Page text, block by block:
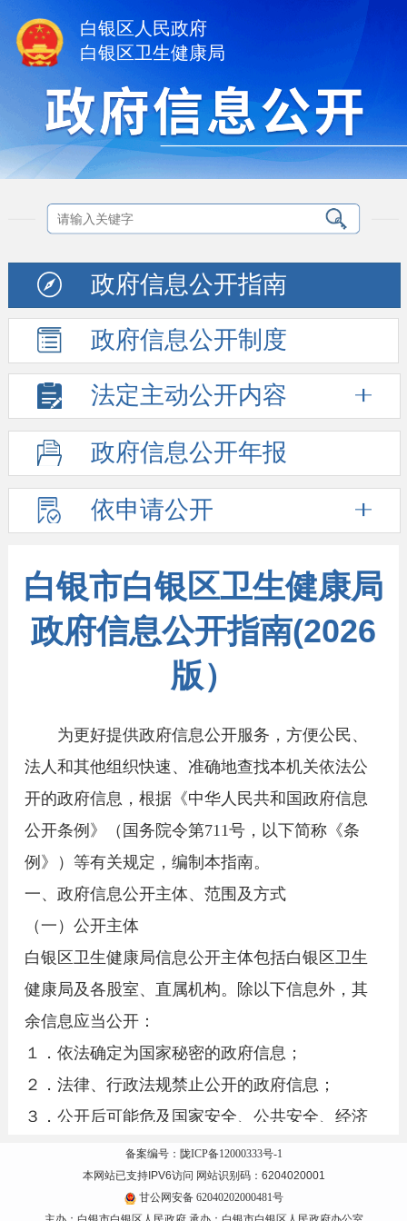
白银区人民政府
白银区卫生健康局
政府信息公开指南
政府信息公开制度
法定主动公开内容
政府信息公开年报
依申请公开
白银市白银区卫生健康局
政府信息公开指南(2026
版）
为更好提供政府信息公开服务，方便公民、
法人和其他组织快速、准确地查找本机关依法公
开的政府信息，根据《中华人民共和国政府信息
公开条例》（国务院令第711号，以下简称《条
例》）等有关规定，编制本指南。
一、政府信息公开主体、范围及方式
（一）公开主体
白银区卫生健康局信息公开主体包括白银区卫生
健康局及各股室、直属机构。除以下信息外，其
余信息应当公开：
１．依法确定为国家秘密的政府信息；
２．法律、行政法规禁止公开的政府信息；
３．公开后可能危及国家安全、公共安全、经济
安全、社会稳定的政府信息；
４．涉及商业秘密、个人隐私等公开会对第三方
合法权益造成损害的政府信息，但是第三方同意
备案编号：陇ICP备12000333号-1
本网站已支持IPV6访问 网站识别码：6204020001
甘公网安备 62040202000481号